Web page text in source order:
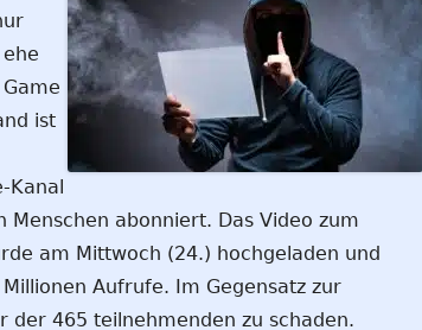
ist
Kanal
Menschen abonniert. Das Video zum
am Mittwoch (24.) hochgeladen und
Aufrufe. Im Gegensatz zur
der 465 teilnehmenden zu schaden.